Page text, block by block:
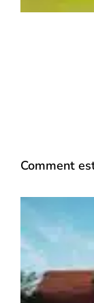
Comment